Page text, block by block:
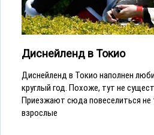
Диснейленд в Токио
Диснейленд в Токио наполнен
круглый год. Похоже, тут не
Приезжают сюда повеселиться не
взрослые